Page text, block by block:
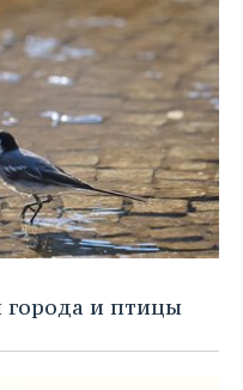
города и птицы